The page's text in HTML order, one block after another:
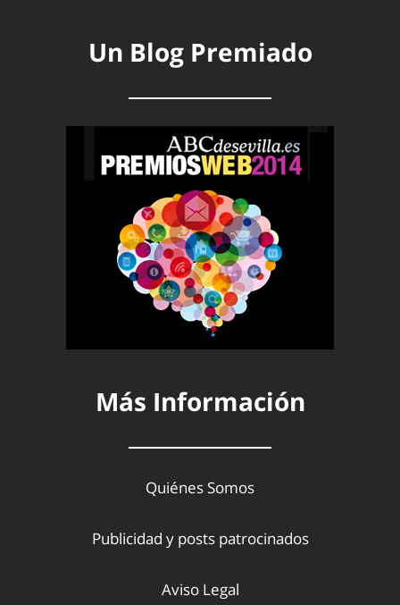
Un Blog Premiado
Más Información
Quiénes Somos
Publicidad y posts patrocinados
Aviso Legal